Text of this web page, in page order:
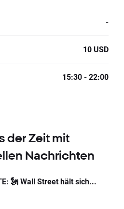
-
10 USD
15:30 - 22:00
der Zeit mit
Nachrichten
🗽 Wall Street hält sich...